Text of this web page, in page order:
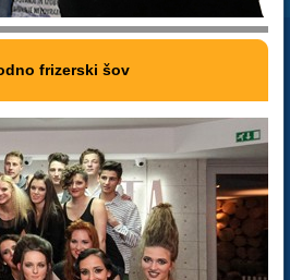
frizerski šov